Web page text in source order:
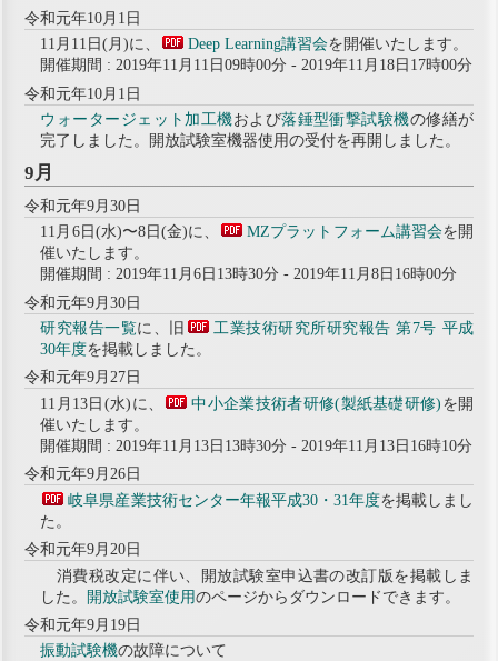
令和元年10月1日
11月11日(月)に、
Deep Learning講習会を開催いたします。
開催期間 : 2019年11月11日09時00分 - 2019年11月18日17時00分
令和元年10月1日
ウォータージェット加工機および落錘型衝撃試験機の修繕が
完了しました。開放試験室機器使用の受付を再開しました。
9月
令和元年9月30日
11月6日(水)〜8日(金)に、
MZプラットフォーム講習会を開
催いたします。
開催期間 : 2019年11月6日13時30分 - 2019年11月8日16時00分
令和元年9月30日
研究報告一覧に、旧
工業技術研究所研究報告 第7号 平成
30年度を掲載しました。
令和元年9月27日
11月13日(水)に、
中小企業技術者研修(製紙基礎研修)を開
催いたします。
開催期間 : 2019年11月13日13時30分 - 2019年11月13日16時10分
令和元年9月26日
岐阜県産業技術センター年報平成30・31年度を掲載しまし
た。
令和元年9月20日
消費税改定に伴い、開放試験室申込書の改訂版を掲載しま
した。開放試験室使用のページからダウンロードできます。
令和元年9月19日
振動試験機の故障について